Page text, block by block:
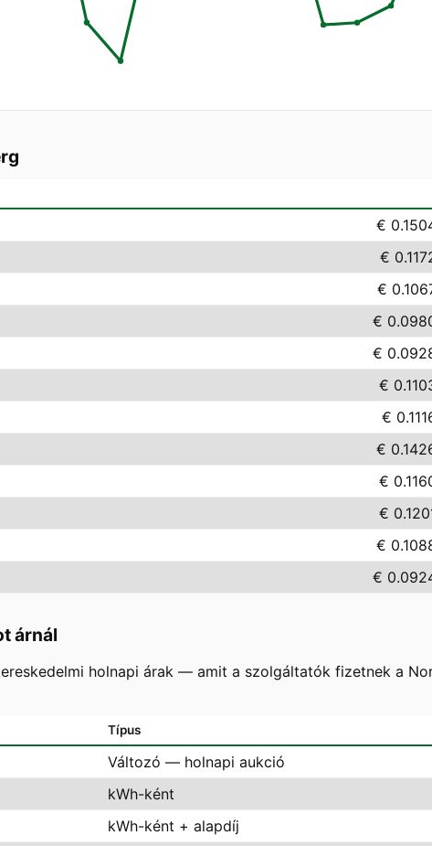
€
€
€
€
€
€
€
€
€
€
€
€
árnál
holnapi árak — amit a szolgáltatók fizetnek a
Típus
Változó — holnapi aukció
kWh-ként
kWh-ként + alapdíj